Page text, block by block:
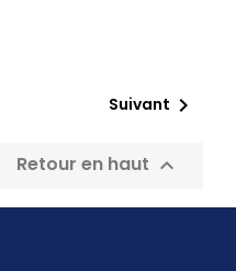
Suivant 
Retour en haut 